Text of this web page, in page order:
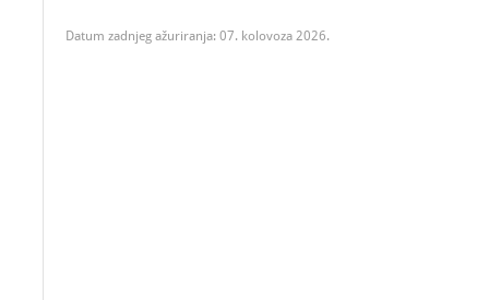
Datum zadnjeg ažuriranja: 07. kolovoza 2026.